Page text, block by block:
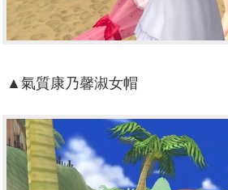
▲氣質康乃馨淑女帽